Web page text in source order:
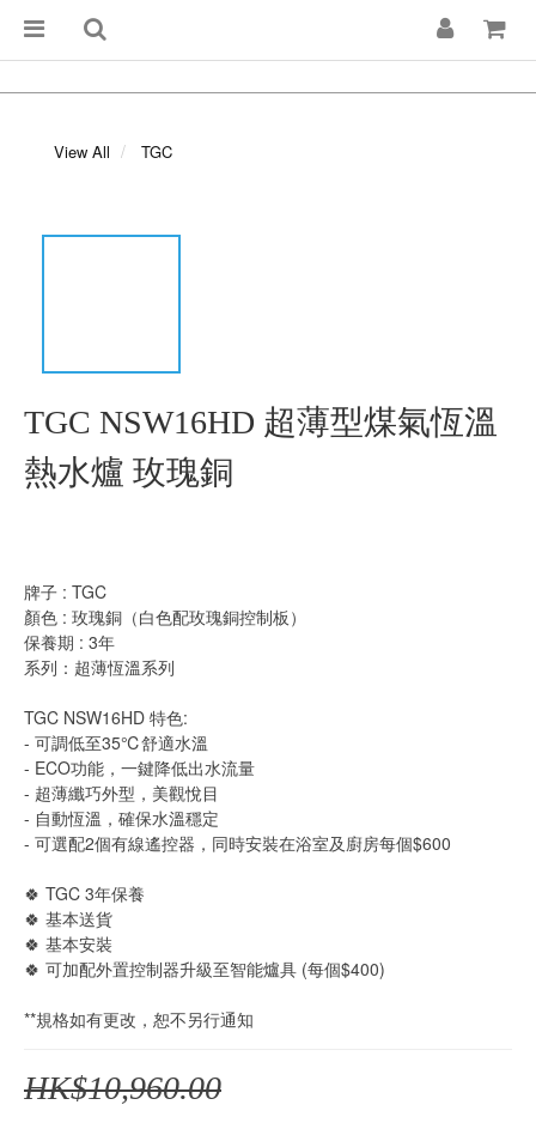
View All TGC
TGC NSW16HD 超薄型煤氣恆溫
熱水爐 玫瑰銅
牌子 : TGC
顏色 : 玫瑰銅（白色配玫瑰銅控制板）
保養期 : 3年
系列：超薄恆溫系列
TGC NSW16HD 特色:
- 可調低至35℃舒適水溫
- ECO功能，一鍵降低出水流量
- 超薄纖巧外型，美觀悅目
- 自動恆溫，確保水溫穩定
- 可選配2個有線遙控器，同時安裝在浴室及廚房每個$600
🍀 TGC 3年保養
🍀 基本送貨
🍀 基本安裝
🍀 可加配外置控制器升級至智能爐具 (每個$400)
**規格如有更改，恕不另行通知
HK$10,960.00